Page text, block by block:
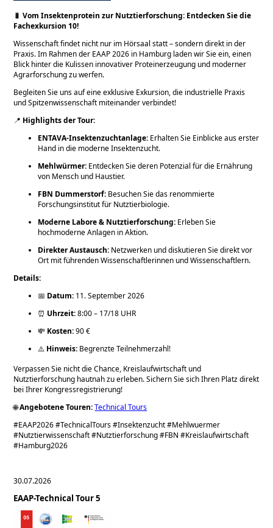
🐛Vom Insektenprotein zur Nutztierforschung: Entdecken Sie die
Fachexkursion 10!
Wissenschaft findet nicht nur im Hörsaal statt – sondern direkt in der
Praxis. Im Rahmen der EAAP 2026 in Hamburg laden wir Sie ein, einen
Blick hinter die Kulissen innovativer Proteinerzeugung und moderner
Agrarforschung zu werfen.
Begleiten Sie uns auf eine exklusive Exkursion, die industrielle Praxis
und Spitzenwissenschaft miteinander verbindet!
📍 Highlights der Tour:
ENTAVA-Insektenzuchtanlage: Erhalten Sie Einblicke aus erster
Hand in die moderne Insektenzucht.
Mehlwürmer: Entdecken Sie deren Potenzial für die Ernährung
von Mensch und Haustier.
FBN Dummerstorf: Besuchen Sie das renommierte
Forschungsinstitut für Nutztierbiologie.
Moderne Labore & Nutztierforschung: Erleben Sie
hochmoderne Anlagen in Aktion.
Direkter Austausch: Netzwerken und diskutieren Sie direkt vor
Ort mit führenden Wissenschaftlerinnen und Wissenschaftlern.
Details:
📅 Datum: 11. September 2026
⏰ Uhrzeit:8:00 – 17/18 UHR
💸 Kosten:90 €
⚠️ Hinweis: Begrenzte Teilnehmerzahl!
Verpassen Sie nicht die Chance, Kreislaufwirtschaft und
Nutztierforschung hautnah zu erleben. Sichern Sie sich Ihren Platz direkt
bei Ihrer Kongressregistrierung!
🌐Angebotene Touren:Technical Tours
#EAAP2026 #TechnicalTours #Insektenzucht #Mehlwuermer
#Nutztierwissenschaft #Nutztierforschung #FBN #Kreislaufwirtschaft
#Hamburg2026
30.07.2026
EAAP-Technical Tour 5